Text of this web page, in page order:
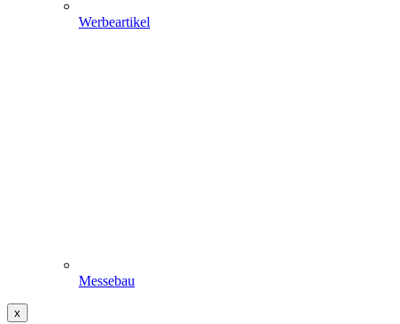
Werbeartikel
Messebau
x